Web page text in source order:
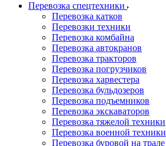
Перевозка спецтехники
Перевозка катков
Перевозки техники
Перевозка комбайна
Перевозка автокранов
Перевозка тракторов
Перевозка погрузчиков
Перевозка харвестера
Перевозка бульдозеров
Перевозка подъемников
Перевозка экскаваторов
Перевозка тяжелой техники
Перевозка военной техники
Перевозка буровой на трале